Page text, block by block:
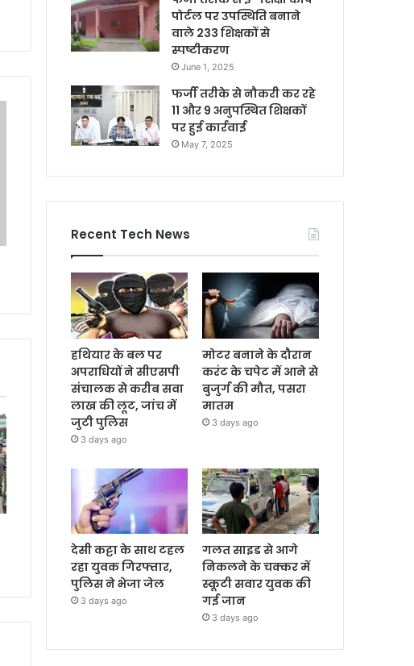
पोर्टल पर उपस्थिति बनाने
वाले 233 शिक्षकों से
स्पष्टीकरण
June 1, 2025
फर्जी तरीके से नौकरी कर रहे
11 और 9 अनुपस्थित शिक्षकों
पर हुई कार्रवाई
May 7, 2025
Recent Tech News
हथियार के बल पर
अपराधियों ने सीएसपी
संचालक से करीब सवा
लाख की लूट, जांच में
जुटी पुलिस
3 days ago
मोटर बनाने के दौरान
करंट के चपेट में आने से
बुजुर्ग की मौत, पसरा
मातम
3 days ago
देसी कट्टा के साथ टहल
रहा युवक गिरफ्तार,
पुलिस ने भेजा जेल
3 days ago
गलत साइड से आगे
निकलने के चक्कर में
स्कूटी सवार युवक की
गई जान
3 days ago